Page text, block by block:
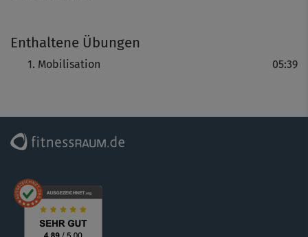
Geeignet ist der kleine Kurs zudem als kurze Mobilisation
Enthaltene Übungen
Mobilisation 05:39